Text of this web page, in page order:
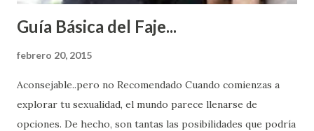
Guía Básica del Faje...
febrero 20, 2015
Aconsejable..pero no Recomendado Cuando comienzas a
explorar tu sexualidad, el mundo parece llenarse de
opciones. De hecho, son tantas las posibilidades que podría